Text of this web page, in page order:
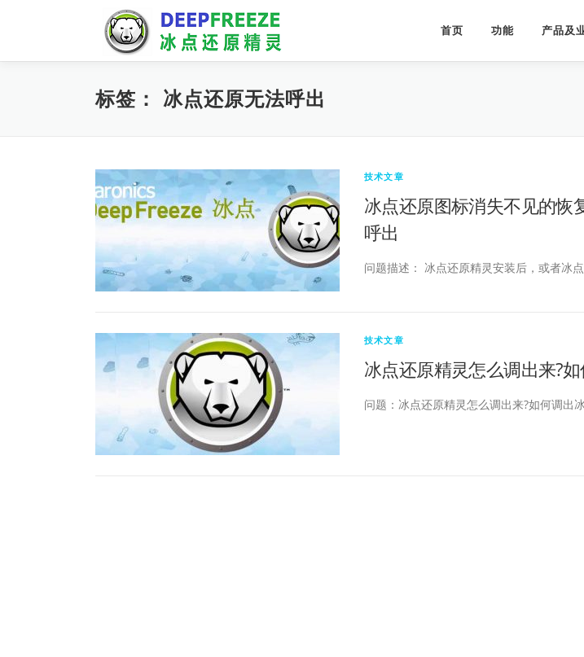
首页 功能 产品及
标签： 冰点还原无法呼出
技术文章
冰点还原图标消失不见的恢
呼出
问题描述： 冰点还原精灵安装后，或者冰
技术文章
冰点还原精灵怎么调出来?
问题：冰点还原精灵怎么调出来?如何调出